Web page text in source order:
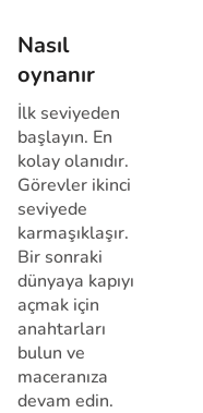
Nasıl
oynanır
İlk seviyeden
başlayın. En
kolay olanıdır.
Görevler ikinci
seviyede
karmaşıklaşır.
Bir sonraki
dünyaya kapıyı
açmak için
anahtarları
bulun ve
maceranıza
devam edin.